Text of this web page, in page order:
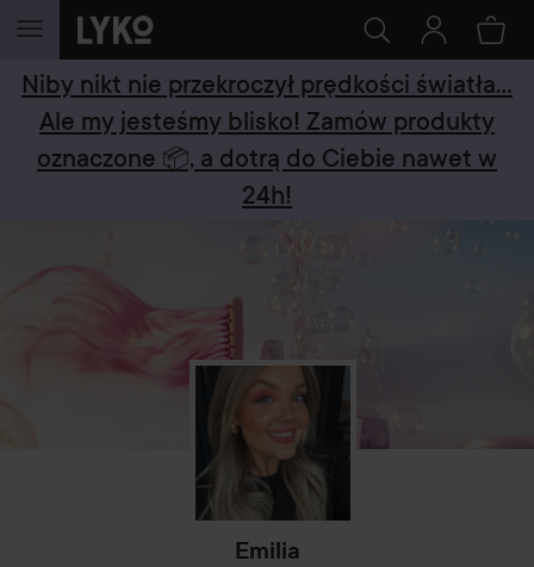
PRZEJDŹ DO TREŚCI
Niby nikt nie przekroczył prędkości światła...
Ale my jesteśmy blisko! Zamów produkty
oznaczone 📦, a dotrą do Ciebie nawet w
24h!
Emilia